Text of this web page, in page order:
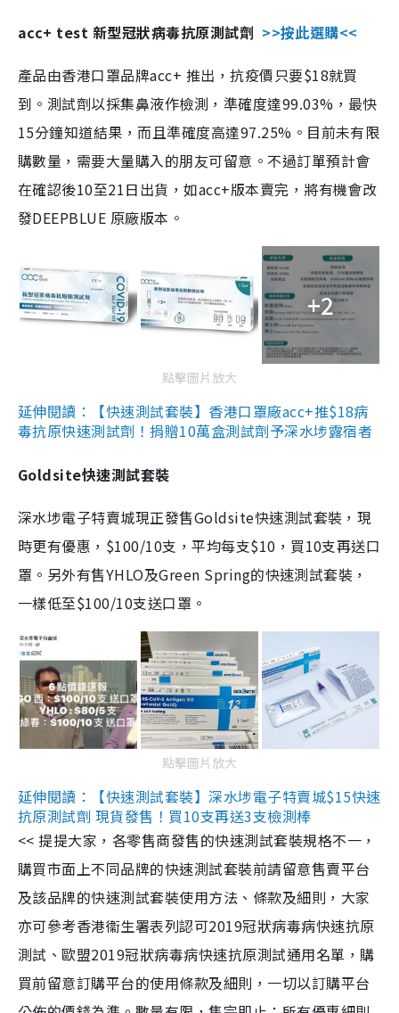
acc+ test 新型冠狀病毒抗原測試劑 >>按此選購<<
產品由香港口罩品牌acc+ 推出，抗疫價只要$18就買
到。測試劑以採集鼻液作檢測，準確度達99.03%，最快
15分鐘知道結果，而且準確度高達97.25%。目前未有限
購數量，需要大量購入的朋友可留意。不過訂單預計會
在確認後10至21日出貨，如acc+版本賣完，將有機會改
發DEEPBLUE 原廠版本。
+2
點擊圖片放大
延伸閱讀：【快速測試套裝】香港口罩廠acc+推$18病
毒抗原快速測試劑！捐贈10萬盒測試劑予深水埗露宿者
Goldsite快速測試套裝
深水埗電子特賣城現正發售Goldsite快速測試套裝，現
時更有優惠，$100/10支，平均每支$10，買10支再送口
罩。另外有售YHLO及Green Spring的快速測試套裝，
一樣低至$100/10支送口罩。
點擊圖片放大
延伸閱讀：【快速測試套裝】深水埗電子特賣城$15快速
抗原測試劑 現貨發售！買10支再送3支檢測棒
<< 提提大家，各零售商發售的快速測試套裝規格不一，
購買市面上不同品牌的快速測試套裝前請留意售賣平台
及該品牌的快速測試套裝使用方法、條款及細則，大家
亦可參考香港衞生署表列認可2019冠狀病毒病快速抗原
測試、歐盟2019冠狀病毒病快速抗原測試通用名單，購
買前留意訂購平台的使用條款及細則，一切以訂購平台